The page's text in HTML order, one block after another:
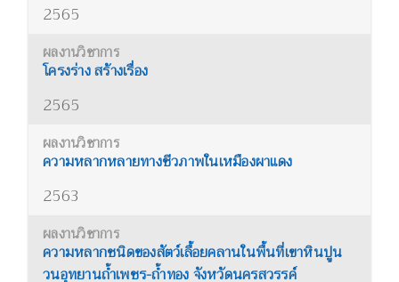
2565
โครงร่าง สร้างเรื่อง
2565
ความหลากหลายทางชีวภาพในเหมืองผาแดง
2563
ความหลากชนิดของสัตว์เลื้อยคลานในพื้นที่เขาหินปูน
วนอุทยานถ้ำเพชร-ถ้ำทอง จังหวัดนครสวรรค์